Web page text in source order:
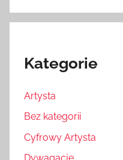
Kategorie
Artysta
Bez kategorii
Cyfrowy Artysta